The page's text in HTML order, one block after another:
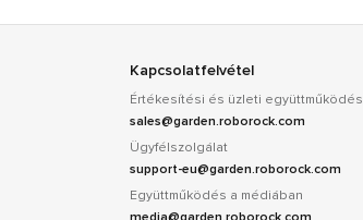
Kapcsolatfelvétel
Értékesítési és üzleti együttműködés
sales@garden.roborock.com
Ügyfélszolgálat
support-eu@garden.roborock.com
Együttműködés a médiában